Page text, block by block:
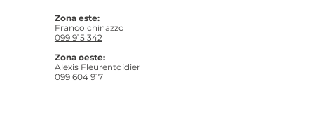
Zona este:
Franco chinazzo
099 915 342
Zona oeste:
Alexis Fleurentdidier
099 604 917